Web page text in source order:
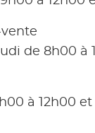
de 8h00 à
à 12h00